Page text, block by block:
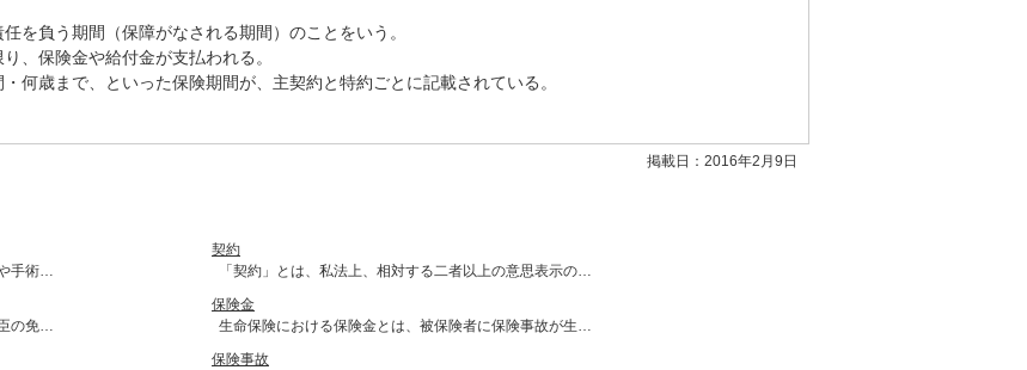
を負う期間（保障がなされる期間）のことをいう。
、保険金や給付金が支払われる。
何歳まで、といった保険期間が、主契約と特約ごとに記載されている。
掲載日：2016年2月9日
手術…
契約
「契約」とは、私法上、相対する二者以上の意思表示の…
の免…
保険金
生命保険における保険金とは、被保険者に保険事故が生…
保険事故